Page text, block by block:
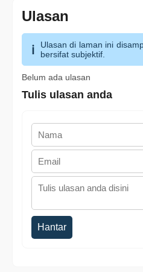
Ulasan
Ulasan di laman ini
bersifat subjektif.
Belum ada ulasan
Tulis ulasan anda
Hantar